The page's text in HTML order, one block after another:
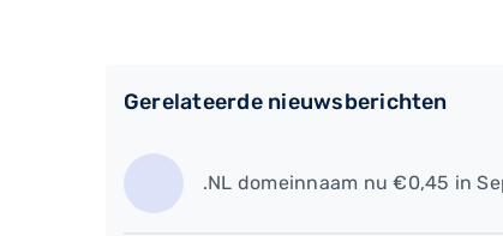
Gerelateerde nieuwsberichten
.NL domeinnaam nu €0,45 in